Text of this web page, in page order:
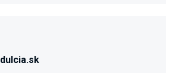
dulcia.sk